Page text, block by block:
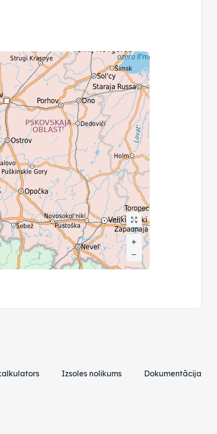
+
−
+
−
Izsoles nolikums Dokumentācija